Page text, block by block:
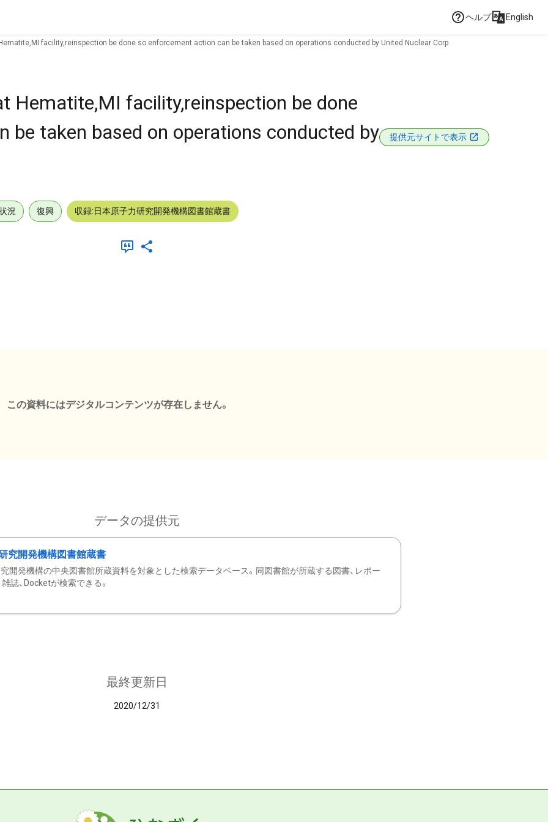
ヘルプ English
facility,reinspection be done so enforcement action can be taken based on operations conducted by United Nuclear Corp.
Hematite,MI facility,reinspection be done
be taken based on operations conducted by
提供元サイトで表示
況 復興 収録:日本原子力研究開発機構図書館蔵書
この資料にはデジタルコンテンツが存在しません。
データの提供元
究開発機構図書館蔵書
開発機構の中央図書館所蔵資料を対象とした検索データベース。同図書館が所蔵する図書、レポー
雑誌、Docketが検索できる。
最終更新日
2020/12/31